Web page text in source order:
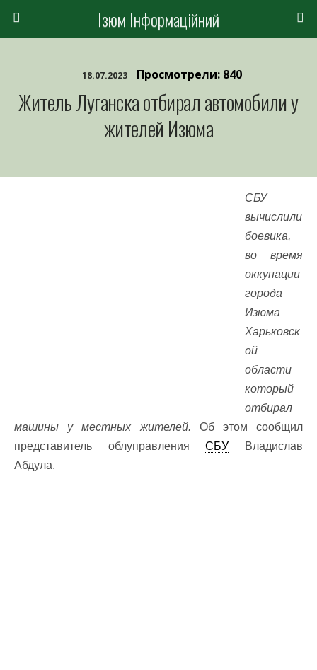
Ізюм Інформаційний
18.07.2023 Просмотрели: 840
Житель Луганска отбирал автомобили у
жителей Изюма
СБУ
вычислили
боевика,
во время
оккупации
города
Изюма
Харьковск
ой
области
который
отбирал
машины у местных жителей. Об этом сообщил
представитель облуправленияСБУ Владислав
Абдула.